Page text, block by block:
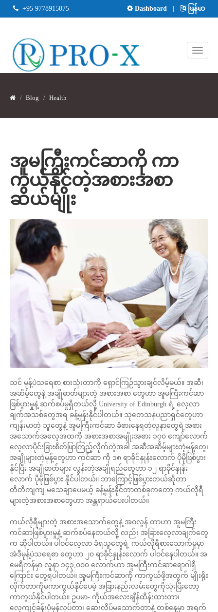
Dashboard မြန်မာ
+95 9778915075
Blog Health
အူမကြီးကင်ဆာကို ကာ
ကွယ်နိုင်တဲ့အစားအစာ
ဆယ်မျိုး
သင် မုန့်ပဲသရေစာ စားသုံးတာကို ရှောင်ကြဉ်သွားချင်လိမ့်မယ်။ အဆီ၊
အဆိမ့်တွေနဲ့ အချိုဓာတ်များတဲ့ အစားအစာ တွေဟာ အူမကြီးကင်ဆာ
ဖြစ်ပွားမှုနဲ့ ဆက်စပ်မှုရှိတယ်လို့ University of Edinburgh ရဲ့ လေ့လာ
ချက်အသစ်တွေအရ ခန့်မှန်းနိုင်ပါတယ်။ သုတေသနပညာရှင်တွေဟာ
ကျန်းမာတဲ့ သူတွေနဲ့ အူမကြီးကင်ဆာ ခံစားနေရတဲ့လူနာတွေရဲ့အစား
အသောက်အလေ့အထကို အစားအစာအမျိုးအစား ၁၇၀ ကျော်လောက်
လေ့လာပိုင်းခြားစိတ်ဖြာကြည့်လိုက်တဲ့အခါ အဆီအဆိမ့်များတဲ့မုန့်တွေ၊
အချိုများတဲ့မုန့်တွေဟာ ကင်ဆာ ကို ၁၈ ရာခိုင်နှုန်းလောက် ပိုမိုဖြစ်ပွား
နိုင်ပြီး အချိုဓာတ်များ လွန်းတဲ့အချိုရည်တွေဟာ ၁၂ ရာခိုင်နှုန်း
လောက် ပိုမိုဖြစ်ပွား နိုင်ပါတယ်။ ဘာကြောင့်ဖြစ်ပွားတယ်ဆိုတာ
တိတိကျကျ မသေချာပေမယ့် ခန့်မှန်းနိုင်တာတစ်ခုကတော့ ကယ်လိုရီ
များတဲ့အစားအစာတွေဟာ အန္တရာယ်ပေးပါတယ်။
ကယ်လိုရီများတဲ့ အစားအသောက်တွေနဲ့ အဝလွန် တာဟာ အူမကြီး
ကင်ဆာဖြစ်ပွားမှုနဲ့ ဆက်စပ်နေတယ်လို့ လည်း အခြားလေ့လာချက်တွေ
က ဆိုပါတယ်။ ပါဝင်လေ့လာ ခံရသူတွေရဲ့ ကယ်လိုရီစားသောက်မှုမှာ
အဲဒီမုန့်ပဲသရေစာ တွေဟာ ၂၀ ရာခိုင်နှုန်းလောက် ပါဝင်နေပါတယ်။ အ
မေရိကန်မှာ လူနာ ၁၄၃,၀၀၀ လောက်ဟာ အူမကြီးကင်ဆာရောဂါရှိ
ကြောင်း တွေ့ရပါတယ်။ အူမကြီးကင်ဆာကို ကာကွယ်ဖို့အတွက် မျိုးရိုး
လိုက်တာကိုမကာကွယ်နိုင်ပေမဲ့ အခြားနည်းလမ်းတွေကိုသုံးပြီးတော့
ကာကွယ်နိုင်ပါတယ်။ ဥပမာ- ကိုယ်အလေးချိန်ထိန်းထားတာ၊
လေ့ကျင့်ခန်းပုံမှန်လုပ်တာ၊ ဆေးလိပ်မသောက်တာနဲ့ တစ်နေ့မှာ အရက်